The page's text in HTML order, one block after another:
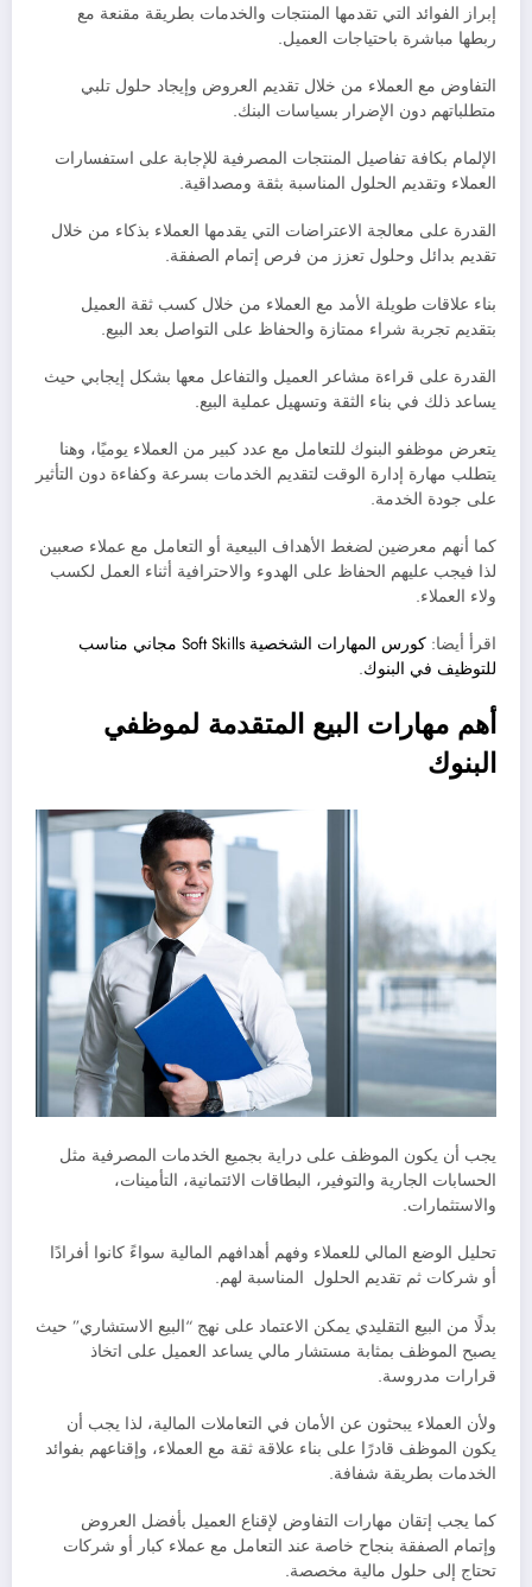
إبراز الفوائد التي تقدمها المنتجات والخدمات بطريقة مقنعة مع
ربطها مباشرة باحتياجات العميل.
التفاوض مع العملاء من خلال تقديم العروض وإيجاد حلول تلبي
متطلباتهم دون الإضرار بسياسات البنك.
الإلمام بكافة تفاصيل المنتجات المصرفية للإجابة على استفسارات
العملاء وتقديم الحلول المناسبة بثقة ومصداقية.
القدرة على معالجة الاعتراضات التي يقدمها العملاء بذكاء من خلال
تقديم بدائل وحلول تعزز من فرص إتمام الصفقة.
بناء علاقات طويلة الأمد مع العملاء من خلال كسب ثقة العميل
بتقديم تجربة شراء ممتازة والحفاظ على التواصل بعد البيع.
القدرة على قراءة مشاعر العميل والتفاعل معها بشكل إيجابي حيث
يساعد ذلك في بناء الثقة وتسهيل عملية البيع.
يتعرض موظفو البنوك للتعامل مع عدد كبير من العملاء يوميًا، وهنا
يتطلب مهارة إدارة الوقت لتقديم الخدمات بسرعة وكفاءة دون التأثير
على جودة الخدمة.
كما أنهم معرضين لضغط الأهداف البيعية أو التعامل مع عملاء صعبين
لذا فيجب عليهم الحفاظ على الهدوء والاحترافية أثناء العمل لكسب
ولاء العملاء.
اقرأ أيضا:
كورس المهارات الشخصية Soft Skills مجاني مناسب
للتوظيف في البنوك.
أهم مهارات البيع المتقدمة لموظفي
البنوك
يجب أن يكون الموظف على دراية بجميع الخدمات المصرفية مثل
الحسابات الجارية والتوفير، البطاقات الائتمانية، التأمينات،
والاستثمارات.
تحليل الوضع المالي للعملاء وفهم أهدافهم المالية سواءً كانوا أفرادًا
أو شركات ثم تقديم الحلول المناسبة لهم.
بدلًا من البيع التقليدي يمكن الاعتماد على نهج “البيع الاستشاري” حيث
يصبح الموظف بمثابة مستشار مالي يساعد العميل على اتخاذ
قرارات مدروسة.
ولأن العملاء يبحثون عن الأمان في التعاملات المالية، لذا يجب أن
يكون الموظف قادرًا على بناء علاقة ثقة مع العملاء، وإقناعهم بفوائد
الخدمات بطريقة شفافة.
كما يجب إتقان مهارات التفاوض لإقناع العميل بأفضل العروض
وإتمام الصفقة بنجاح خاصة عند التعامل مع عملاء كبار أو شركات
تحتاج إلى حلول مالية مخصصة.